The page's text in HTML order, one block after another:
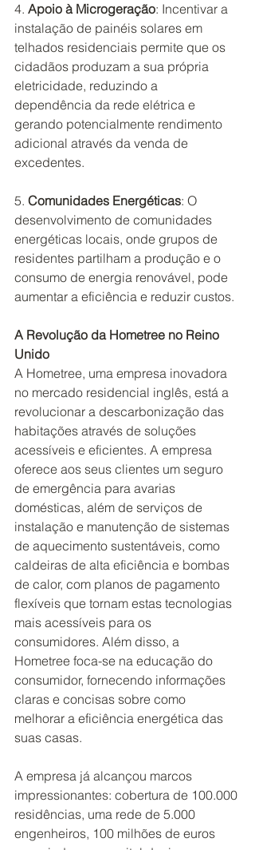
4. Apoio à Microgeração: Incentivar a
instalação de painéis solares em
telhados residenciais permite que os
cidadãos produzam a sua própria
eletricidade, reduzindo a
dependência da rede elétrica e
gerando potencialmente rendimento
adicional através da venda de
excedentes.
5. Comunidades Energéticas: O
desenvolvimento de comunidades
energéticas locais, onde grupos de
residentes partilham a produção e o
consumo de energia renovável, pode
aumentar a eficiência e reduzir custos.
A Revolução da Hometree no Reino
Unido
A Hometree, uma empresa inovadora
no mercado residencial inglês, está a
revolucionar a descarbonização das
habitações através de soluções
acessíveis e eficientes. A empresa
oferece aos seus clientes um seguro
de emergência para avarias
domésticas, além de serviços de
instalação e manutenção de sistemas
de aquecimento sustentáveis, como
caldeiras de alta eficiência e bombas
de calor, com planos de pagamento
flexíveis que tornam estas tecnologias
mais acessíveis para os
consumidores. Além disso, a
Hometree foca-se na educação do
consumidor, fornecendo informações
claras e concisas sobre como
melhorar a eficiência energética das
suas casas.
A empresa já alcançou marcos
impressionantes: cobertura de 100.000
residências, uma rede de 5.000
engenheiros, 100 milhões de euros